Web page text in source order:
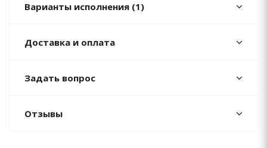
Варианты исполнения (1)
Доставка и оплата
Задать вопрос
Отзывы